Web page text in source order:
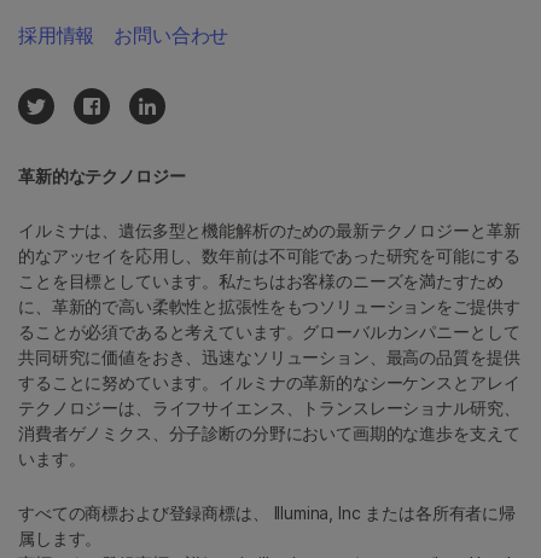
革新的なテクノロジー
イルミナは、遺伝多型と機能解析のための最新テクノロジーと革新
的なアッセイを応用し、数年前は不可能であった研究を可能にする
ことを目標としています。私たちはお客様のニーズを満たすため
に、革新的で高い柔軟性と拡張性をもつソリューションをご提供す
ることが必須であると考えています。グローバルカンパニーとして
共同研究に価値をおき、迅速なソリューション、最高の品質を提供
することに努めています。イルミナの革新的なシーケンスとアレイ
テクノロジーは、ライフサイエンス、トランスレーショナル研究、
消費者ゲノミクス、分子診断の分野において画期的な進歩を支えて
います。
すべての商標および登録商標は、 Illumina, Inc または各所有者に帰
属します。
採用情報 お問い合わせ